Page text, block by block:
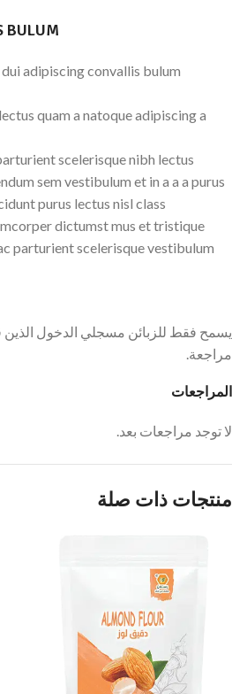
BULUM
adipiscing convallis bulum
quam a natoque adipiscing a
scelerisque nibh lectus.
sem vestibulum et in a a a purus
purus lectus nisl class
dictumst mus et tristique
parturient scelerisque vestibulum
المراجعات
لا توجد مراجعات بعد.
يسمح فقط للزبائن مسجلي الدخول الذين
مراجعة.
منتجات ذات صلة